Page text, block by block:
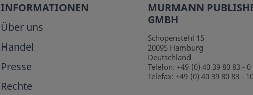
INFORMATIONEN
Über uns
Handel
Presse
Rechte
MURMANN
GMBH
Schopenstehl 15
20095 Hamburg
Deutschland
Telefon: +49 (0) 40 39 80 83 - 0
Telefax: +49 (0) 40 39 80 83 -